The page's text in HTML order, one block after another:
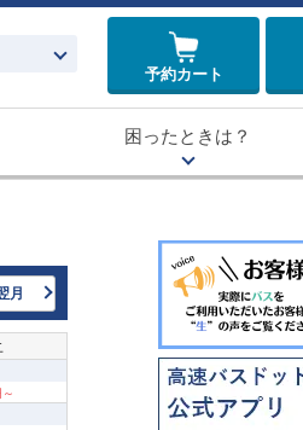
予約カート
困ったときは？
月